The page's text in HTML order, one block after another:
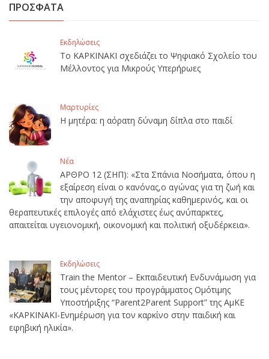
ΠΡΟΣΦΑΤΑ
Εκδηλώσεις
Το ΚΑΡΚΙΝΑΚΙ σχεδιάζει το Ψηφιακό Σχολείο του
Μέλλοντος για Μικρούς Υπερήρωες
Μαρτυρίες
Η μητέρα: η αόρατη δύναμη δίπλα στο παιδί
Νέα
ΑΡΘΡΟ 12 (ΣΗΠ): «Στα Σπάνια Νοσήματα, όπου η
εξαίρεση είναι ο κανόνας,ο αγώνας για τη ζωή και
την αποφυγή της αναπηρίας καθημερινός, και οι
θεραπευτικές επιλογές από ελάχιστες έως ανύπαρκτες,
απαιτείται υγειονομική, οικονομική και πολιτική οξυδέρκεια».
Εκδηλώσεις
Train the Mentor – Εκπαιδευτική Ενδυνάμωση για
τους μέντορες του προγράμματος Ομότιμης
Υποστήριξης “Parent2Parent Support” της ΑμΚΕ
«ΚΑΡΚΙΝΑΚΙ-Ενημέρωση για τον καρκίνο στην παιδική και
εφηβική ηλικία».